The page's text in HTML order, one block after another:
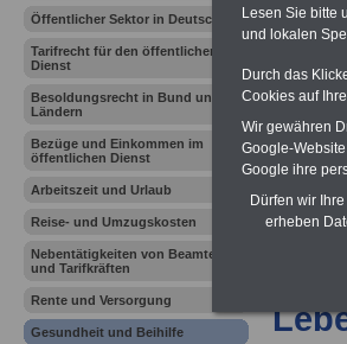
Öffentlicher Sektor in Deutschland
Tarifrecht für den öffentlichen
Dienst
Besoldungsrecht in Bund und
Ländern
Bezüge und Einkommen im
öffentlichen Dienst
Arbeitszeit und Urlaub
Reise- und Umzugskosten
Nebentätigkeiten von Beamten
und Tarifkräften
Rente und Versorgung
Gesundheit und Beihilfe
-
Online-
Ihr
Lesen Sie bitte
und lokalen
Durch das
Cookies auf
Wir gewähren
Google-Website
Google ihre
Dürfen wir
erheben